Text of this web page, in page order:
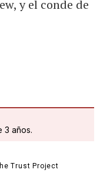
y el conde de
3 años.